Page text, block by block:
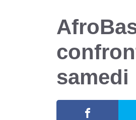
samedi